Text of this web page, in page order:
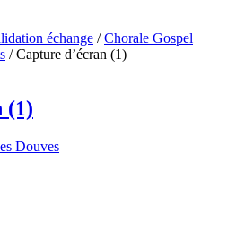
échange / Chorale Gospel
/ Capture d’écran (1)
(1)
Douves